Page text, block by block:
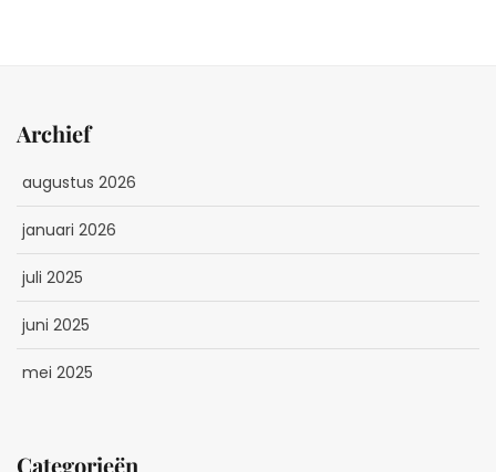
Archief
augustus 2026
januari 2026
juli 2025
juni 2025
mei 2025
Categorieën